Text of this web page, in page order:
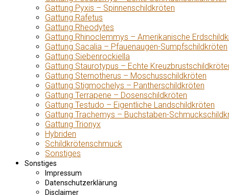
Gattung Pyxis – Spinnenschildkröten
Gattung Rafetus
Gattung Rheodytes
Gattung Rhinoclemmys – Amerikanische
Gattung Sacalia – Pfauenaugen-Sumpfschildkröten
Gattung Siebenrockiella
Gattung Staurotypus – Echte
Gattung Sternotherus – Moschusschildkröten
Gattung Stigmochelys – Pantherschildkröten
Gattung Terrapene – Dosenschildkröten
Gattung Testudo – Eigentliche Landschildkröten
Gattung Trachemys – Buchstaben-
Gattung Trionyx
Hybriden
Schildkrötenschmuck
Sonstiges
Sonstiges
Impressum
Datenschutzerklärung
Disclaimer